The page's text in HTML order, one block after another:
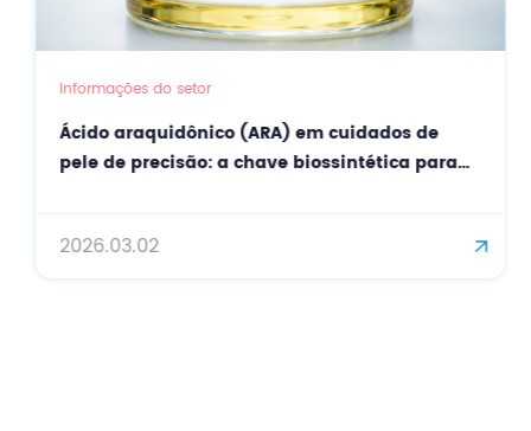
Informações do setor
Ácido araquidônico (ARA) em cuidados de
pele de precisão: a chave biossintética para
2026.03.02